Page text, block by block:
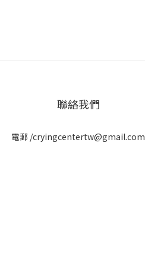
聯絡我們
電郵 /cryingcentertw@gmail.com